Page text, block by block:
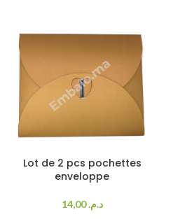
Lot de 2 pcs pochettes
enveloppe
د.م.14,00